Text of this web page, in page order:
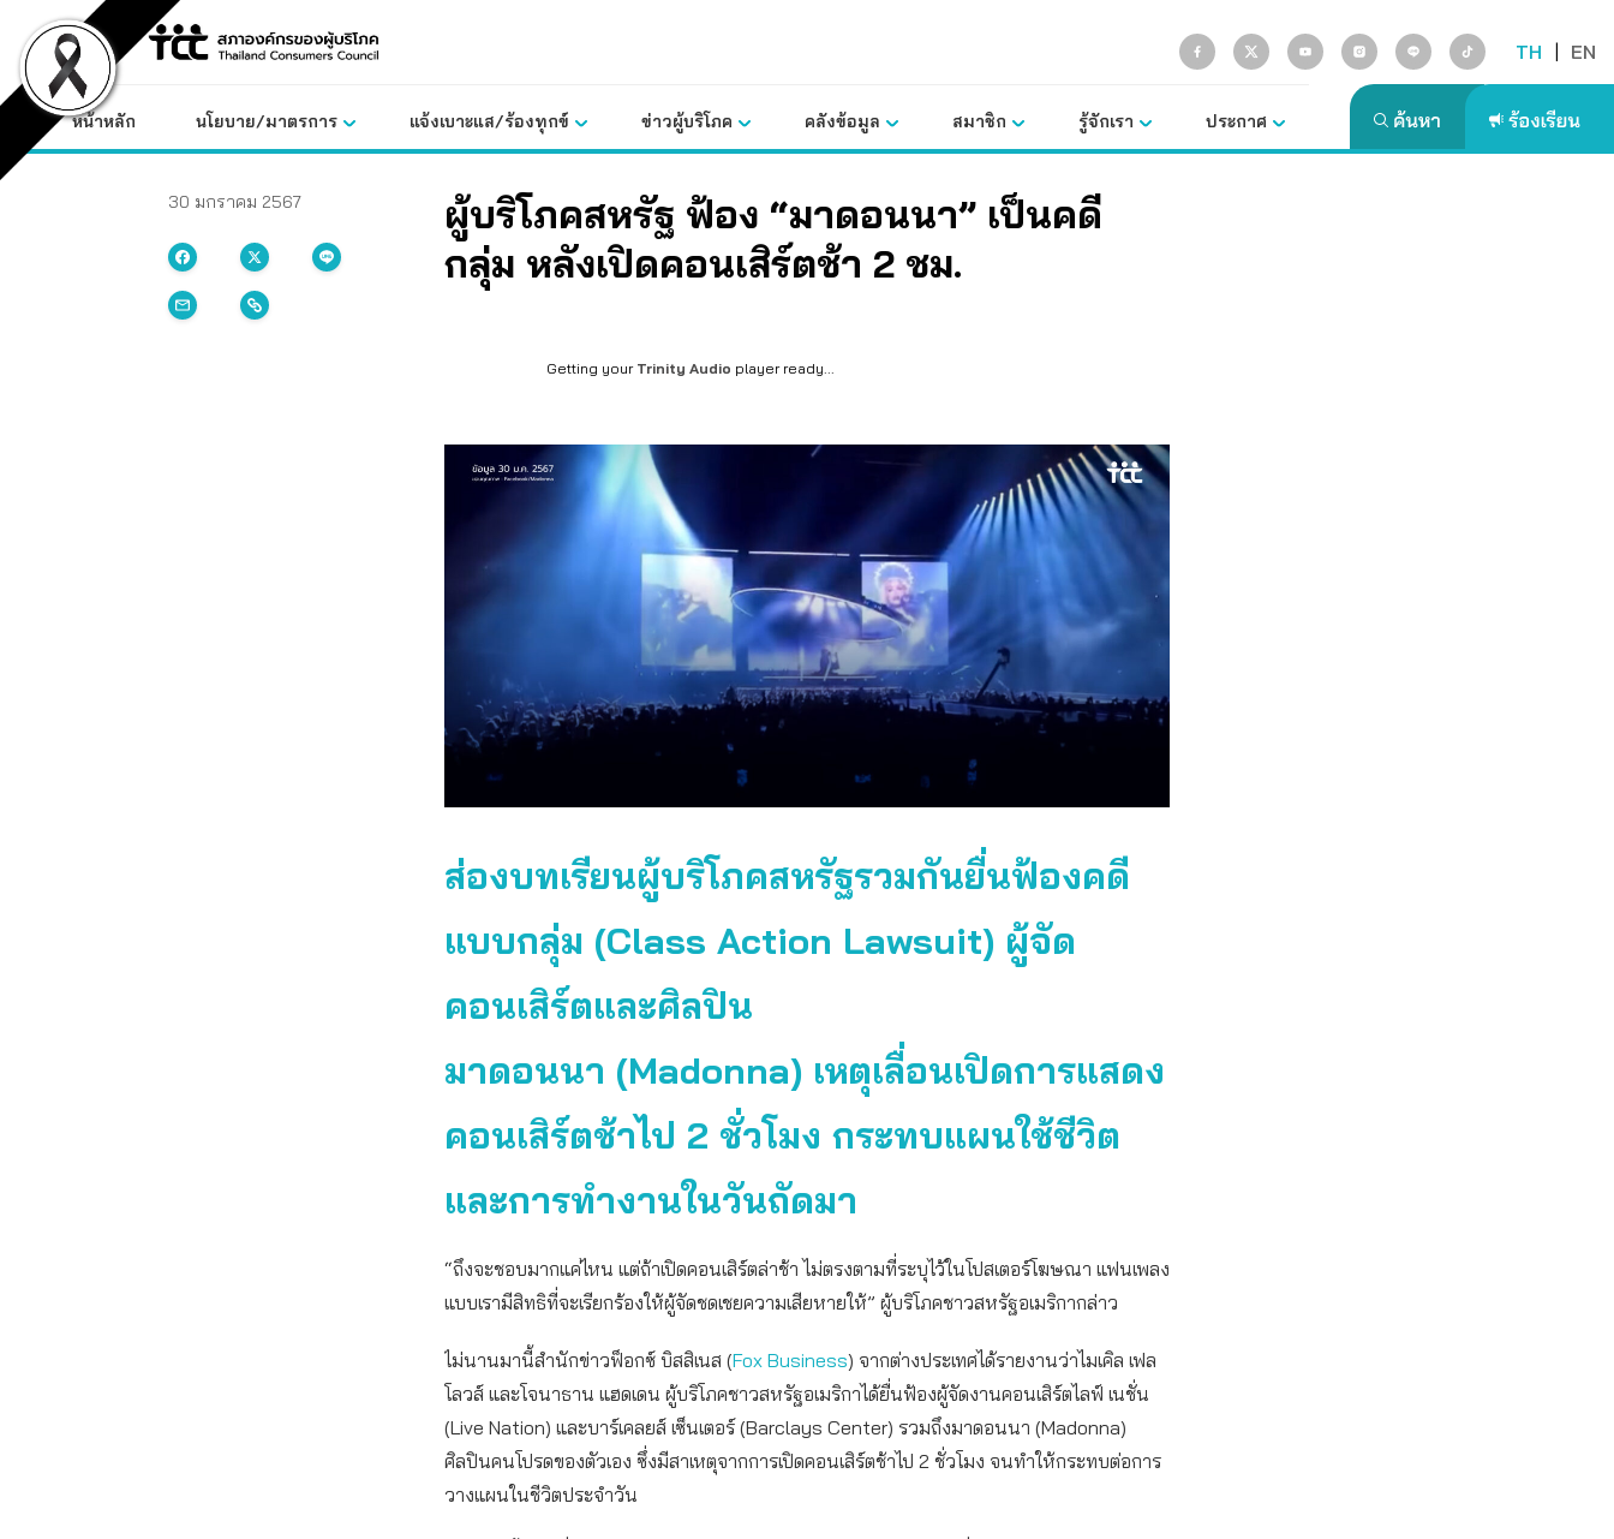
content
TH | EN
หน้าหลัก นโยบาย/มาตรการ แจ้งเบาะแส/ร้องทุกข์ ข่าวผู้บริโภค คลังข้อมูล สมาชิก รู้จักเรา ประกาศ
30 มกราคม 2567
ผู้บริโภคสหรัฐ ฟ้อง “มาดอนนา” เป็นคดี
กลุ่ม หลังเปิดคอนเสิร์ตช้า 2 ชม.
Getting your Trinity Audio player ready...
ส่องบทเรียนผู้บริโภคสหรัฐรวมกันยื่นฟ้องคดี
แบบกลุ่ม (Class Action Lawsuit) ผู้จัด
คอนเสิร์ตและศิลปิน
มาดอนนา (Madonna) เหตุเลื่อนเปิดการแสดง
คอนเสิร์ตช้าไป 2 ชั่วโมง กระทบแผนใช้ชีวิต
และการทำงานในวันถัดมา
“ถึงจะชอบมากแค่ไหน แต่ถ้าเปิดคอนเสิร์ตล่าช้า ไม่ตรงตามที่ระบุไว้ในโปสเตอร์โฆษณา แฟนเพลง
แบบเรามีสิทธิที่จะเรียกร้องให้ผู้จัดชดเชยความเสียหายให้” ผู้บริโภคชาวสหรัฐอเมริกากล่าว
ไม่นานมานี้สำนักข่าวฟ็อกซ์ บิสสิเนส (Fox Business) จากต่างประเทศได้รายงานว่าไมเคิล เฟล
โลวส์ และโจนาธาน แฮดเดน ผู้บริโภคชาวสหรัฐอเมริกาได้ยื่นฟ้องผู้จัดงานคอนเสิร์ตไลฟ์ เนชั่น
(Live Nation) และบาร์เคลยส์ เซ็นเตอร์ (Barclays Center) รวมถึงมาดอนนา (Madonna)
ศิลปินคนโปรดของตัวเอง ซึ่งมีสาเหตุจากการเปิดคอนเสิร์ตช้าไป 2 ชั่วโมง จนทำให้กระทบต่อการ
วางแผนในชีวิตประจำวัน